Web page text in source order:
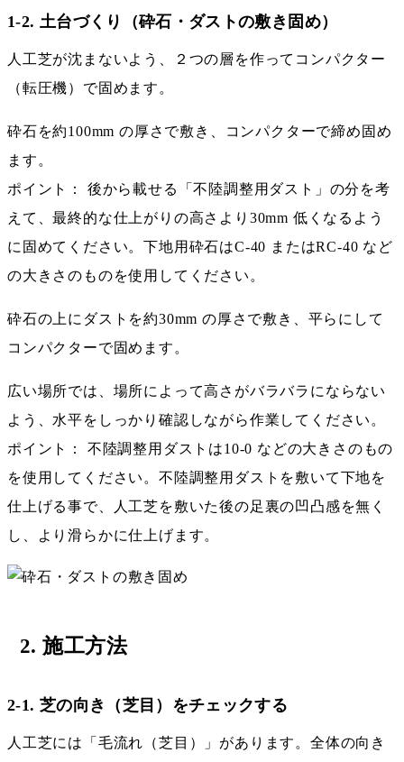
1-2. 土台づくり（砕石・ダストの敷き固め）
人工芝が沈まないよう、２つの層を作ってコンパクター
（転圧機）で固めます。
砕石を約100mm の厚さで敷き、コンパクターで締め固め
ます。
ポイント： 後から載せる「不陸調整用ダスト」の分を考
えて、最終的な仕上がりの高さより30mm 低くなるよう
に固めてください。下地用砕石はC-40 またはRC-40 など
の大きさのものを使用してください。
砕石の上にダストを約30mm の厚さで敷き、平らにして
コンパクターで固めます。
広い場所では、場所によって高さがバラバラにならない
よう、水平をしっかり確認しながら作業してください。
ポイント： 不陸調整用ダストは10-0 などの大きさのもの
を使用してください。不陸調整用ダストを敷いて下地を
仕上げる事で、人工芝を敷いた後の足裏の凹凸感を無く
し、より滑らかに仕上げます。
2. 施工方法
2-1. 芝の向き（芝目）をチェックする
人工芝には「毛流れ（芝目）」があります。全体の向き